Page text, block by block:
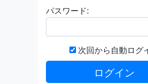
パスワード:
次回から自動ログ